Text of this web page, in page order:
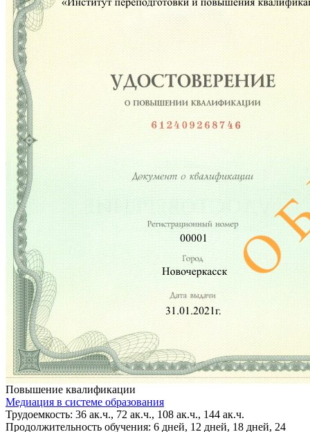
Повышение квалификации
Медиация в системе образования
Трудоемкость: 36 ак.ч., 72 ак.ч., 108 ак.ч., 144 ак.ч.
Продолжительность обучения: 6 дней, 12 дней, 18 дней, 24